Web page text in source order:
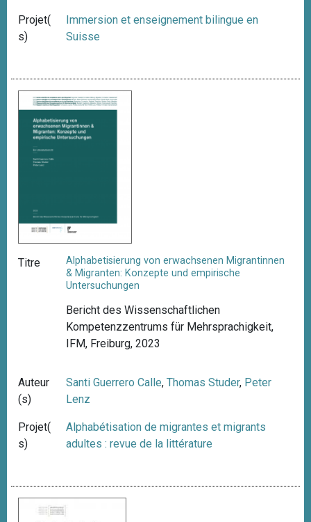
Projet(
s)
Immersion et enseignement bilingue en
Suisse
Titre
Alphabetisierung von erwachsenen Migrantinnen
& Migranten: Konzepte und empirische
Untersuchungen
Bericht des Wissenschaftlichen
Kompetenzzentrums für Mehrsprachigkeit,
IFM, Freiburg, 2023
Auteur
(s)
Santi Guerrero Calle,Thomas Studer, Peter
Lenz
Projet(
s)
Alphabétisation de migrantes et migrants
adultes : revue de la littérature